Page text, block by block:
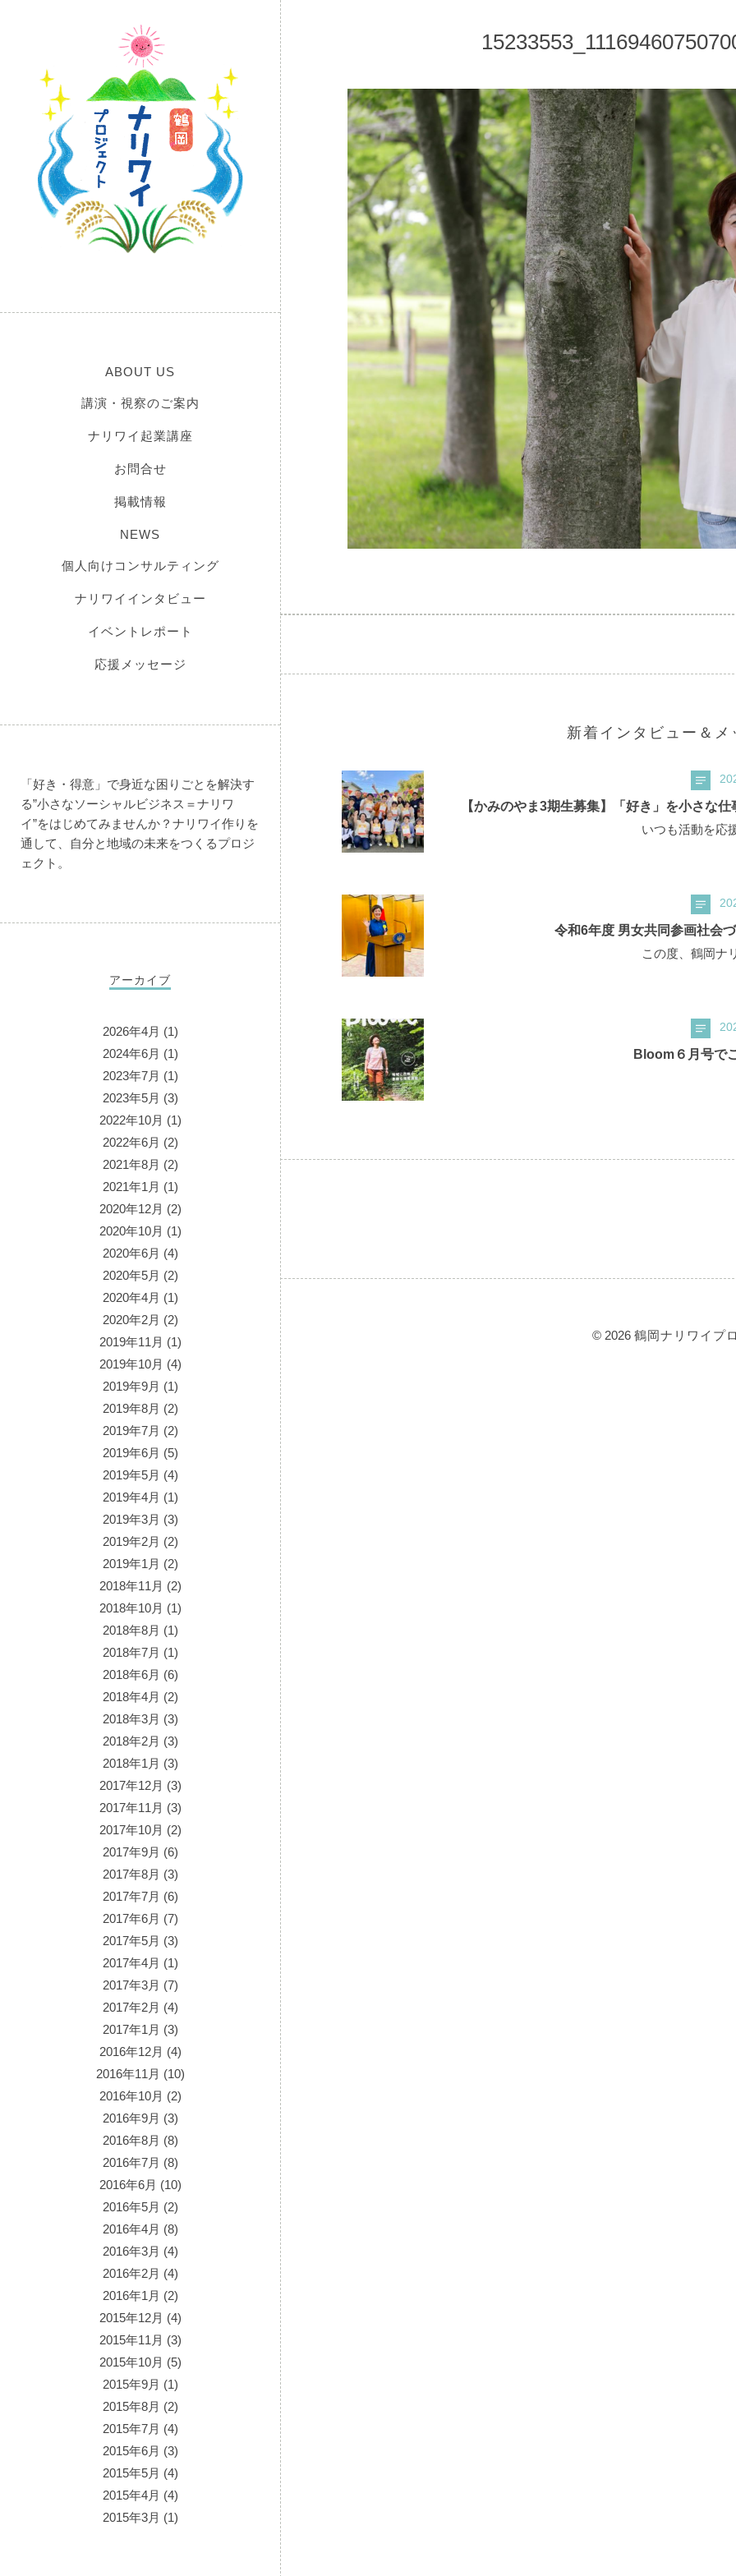
ABOUT US
講演・視察のご案内
ナリワイ起業講座
お問合せ
掲載情報
NEWS
個人向けコンサルティング
ナリワイインタビュー
イベントレポート
応援メッセージ
「好き・得意」で身近な困りごとを解決す
る”小さなソーシャルビジネス＝ナリワ
イ”をはじめてみませんか？ナリワイ作りを
通して、自分と地域の未来をつくるプロジ
ェクト。
アーカイブ
2026年4月 (1)
2024年6月 (1)
2023年7月 (1)
2023年5月 (3)
2022年10月 (1)
2022年6月 (2)
2021年8月 (2)
2021年1月 (1)
2020年12月 (2)
2020年10月 (1)
2020年6月 (4)
2020年5月 (2)
2020年4月 (1)
2020年2月 (2)
2019年11月 (1)
2019年10月 (4)
2019年9月 (1)
2019年8月 (2)
2019年7月 (2)
2019年6月 (5)
2019年5月 (4)
2019年4月 (1)
2019年3月 (3)
2019年2月 (2)
2019年1月 (2)
2018年11月 (2)
2018年10月 (1)
2018年8月 (1)
2018年7月 (1)
2018年6月 (6)
2018年4月 (2)
2018年3月 (3)
2018年2月 (3)
2018年1月 (3)
2017年12月 (3)
2017年11月 (3)
2017年10月 (2)
2017年9月 (6)
2017年8月 (3)
2017年7月 (6)
2017年6月 (7)
2017年5月 (3)
2017年4月 (1)
2017年3月 (7)
2017年2月 (4)
2017年1月 (3)
2016年12月 (4)
2016年11月 (10)
2016年10月 (2)
2016年9月 (3)
2016年8月 (8)
2016年7月 (8)
2016年6月 (10)
2016年5月 (2)
2016年4月 (8)
2016年3月 (4)
2016年2月 (4)
2016年1月 (2)
2015年12月 (4)
2015年11月 (3)
2015年10月 (5)
2015年9月 (1)
2015年8月 (2)
2015年7月 (4)
2015年6月 (3)
2015年5月 (4)
2015年4月 (4)
2015年3月 (1)
新着インタビュー＆メ
【かみのやま3期生募集】「好き」を小さな
いつも活動を応
令和6年度 男女共同参画社会
この度、鶴岡ナ
Bloom６月号で
© 2026鶴岡ナリワイプ